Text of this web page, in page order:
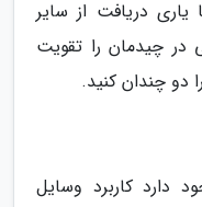
دریافت از سایر
در چیدمان را تقویت
دو چندان کنید.
کاربرد وسایل